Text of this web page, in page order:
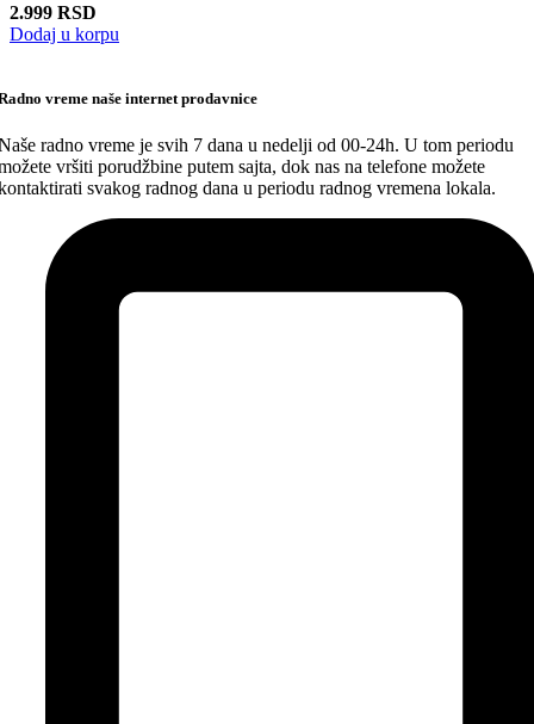
2.999 RSD
Dodaj u korpu
vreme naše internet prodavnice
radno vreme je svih 7 dana u nedelji od 00-24h. U tom periodu
vršiti porudžbine putem sajta, dok nas na telefone možete
svakog radnog dana u periodu radnog vremena lokala.